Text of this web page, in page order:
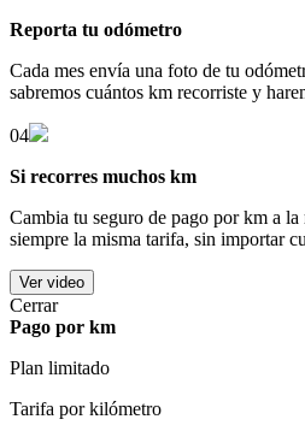
Reporta tu odómetro
Cada mes envía una foto de tu
sabremos cuántos km recorriste y
04
Si recorres muchos km
Cambia tu seguro de pago por km a la
siempre la misma tarifa, sin importar
Ver video
Cerrar
Pago por km
Plan limitado
Tarifa por kilómetro